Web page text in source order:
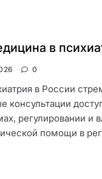
в
0
в России
консультации
регулировании и
помощи в